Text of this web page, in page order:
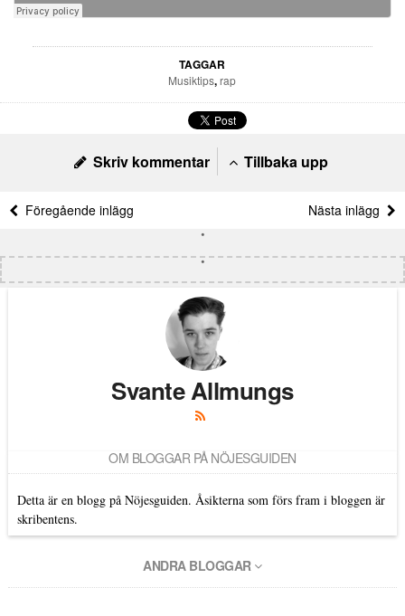
TAGGAR
Musiktips,rap
Skriv kommentar Tillbaka upp
Föregående inlägg Nästa inlägg
Svante Allmungs
OM BLOGGAR PÅ NÖJESGUIDEN
Detta är en blogg på Nöjesguiden. Åsikterna som förs fram i bloggen är
skribentens.
ANDRA BLOGGAR